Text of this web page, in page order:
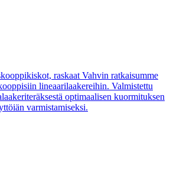
raskaat Vahvin ratkaisumme
lineaarilaakereihin. Valmistettu
optimaalisen kuormituksen
varmistamiseksi.